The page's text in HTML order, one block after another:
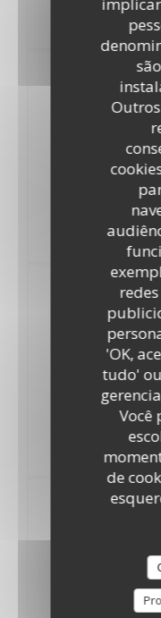
'OK,
tudo'
Você
de
Jeudi
Jeudi
Dos de Merlu,
Panna
Mardi